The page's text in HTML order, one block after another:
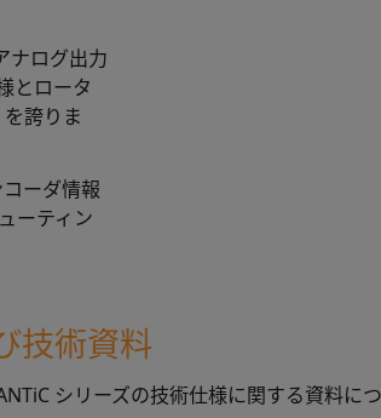
ナログ出力
とロータ
誇りま
ーダ情報
ーティン
技術資料
シリーズの技術仕様に関する資料につ